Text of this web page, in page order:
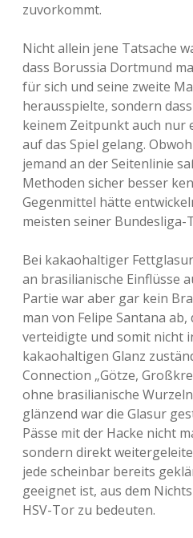
zuvorkommt.
Nicht allein jene Tatsache
dass Borussia Dortmund
für sich und seine zweite
herausspielte, sondern
keinem Zeitpunkt auch nur
auf das Spiel gelang.
jemand an der Seitenlinie
Methoden sicher besser
Gegenmittel hätte
meisten seiner Bundesliga-
Bei kakaohaltiger
an brasilianische Einflüsse
Partie war aber gar kein
man von Felipe Santana
verteidigte und somit nicht
kakaohaltigen Glanz
Connection „Götze,
ohne brasilianische
glänzend war die Glasur
Pässe mit der Hacke nicht
sondern direkt
jede scheinbar bereits
geeignet ist, aus dem
HSV-Tor zu bedeuten.